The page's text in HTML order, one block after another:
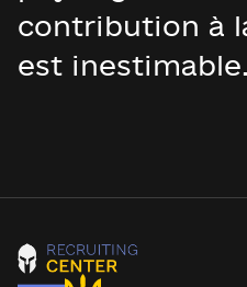
contribution à
est